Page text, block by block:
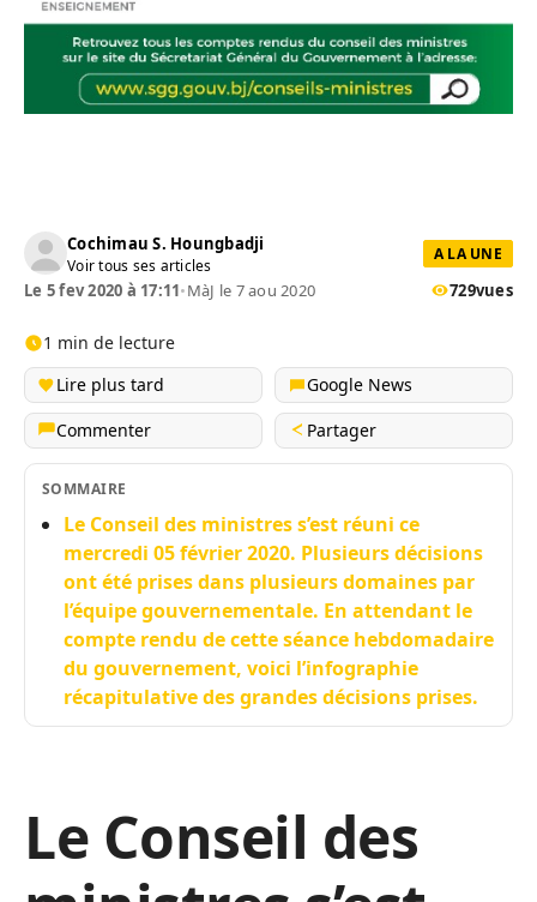
Cochimau S. Houngbadji
Voir tous ses articles
A LA UNE
Le 5 fev 2020 à 17:11•MàJ le 7 aou 2020 729vues
1 min de lecture
Lire plus tard
Google News
Commenter
Partager
SOMMAIRE
Le Conseil des ministres s’est réuni ce
mercredi 05 février 2020. Plusieurs décisions
ont été prises dans plusieurs domaines par
l’équipe gouvernementale. En attendant le
compte rendu de cette séance hebdomadaire
du gouvernement, voici l’infographie
récapitulative des grandes décisions prises.
Le Conseil des